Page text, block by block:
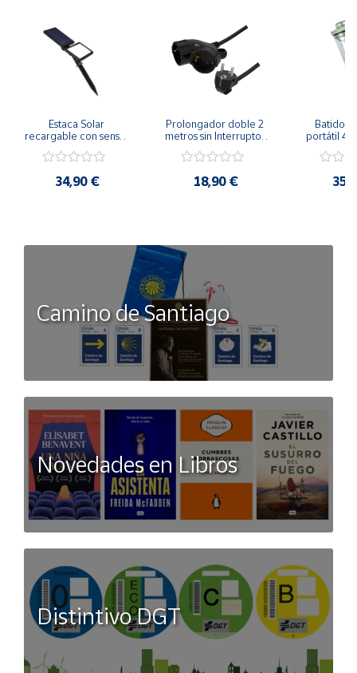
Estaca Solar
recargable con sensor
34,90 €
Prolongador doble 2
metros sin Interruptor
18,90 €
Batidora
portátil
Camino de Santiago
Novedades en Libros
Distintivo DGT